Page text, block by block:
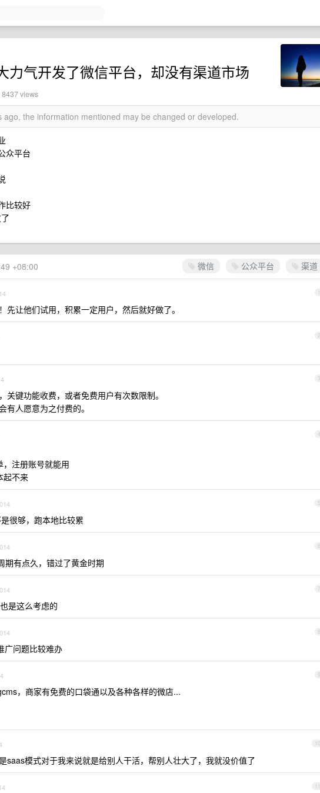
力气开发了微信平台，却没有渠道市场
8437 views
the information mentioned may be changed or developed.
众平台
比较好
微信 公众平台 渠道
+08:00
1
先让他们试用，积累一定用户，然后就好做了。
2
3
关键功能收费，或者免费用户有次数限制。
有人愿意为之付费的。
4
注册账号就能用
起不来
5
很够，跑本地比较累
6
期有点久，错过了黄金时期
7
是这么考虑的
8
广问题比较难办
9
，商家有免费的口袋通以及各种各样的微店...
10
saas模式对于我来说就是给别人干活，帮别人壮大了，我就没价值了
11